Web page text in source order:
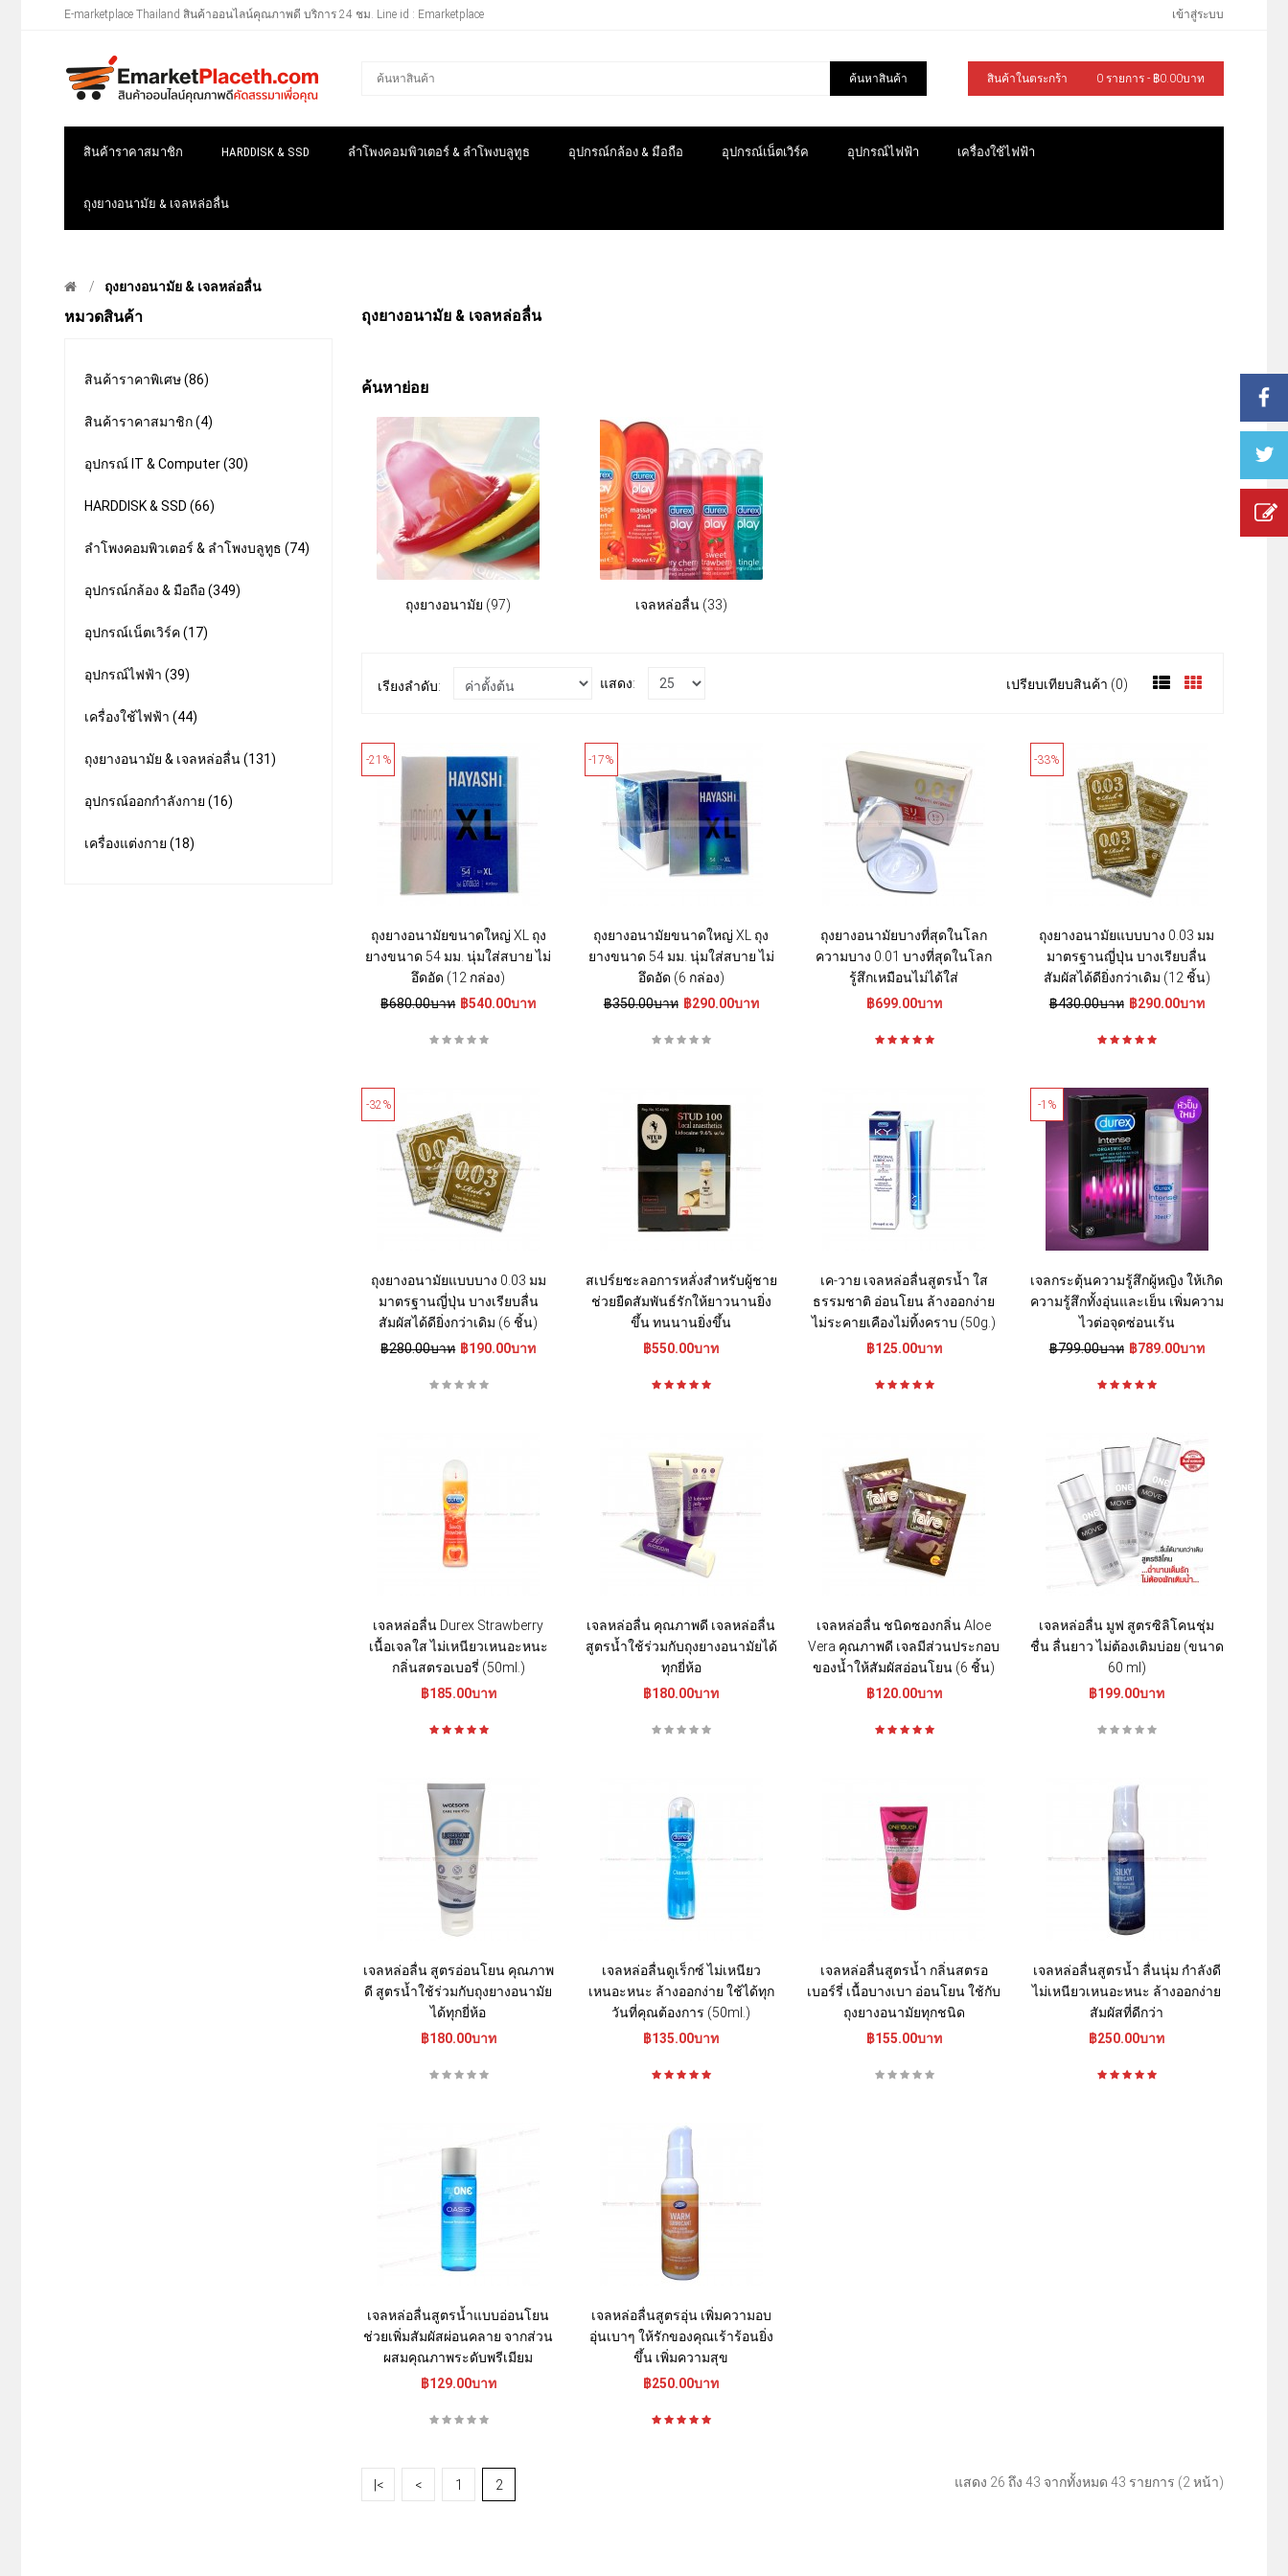
E-marketplace Thailand สินค้าออนไลน์คุณภาพดี บริการ 24 ชม. Line id : Emarketplace เข้าสู่ระบบ
ค้นหาสินค้า สินค้าในตระกร้า 0 รายการ - ฿0.00บาท
สินค้าราคาสมาชิก HARDDISK & SSD ลำโพงคอมพิวเตอร์ & ลำโพงบลูทูธ อุปกรณ์กล้อง & มือถือ อุปกรณ์เน็ตเวิร์ค อุปกรณ์ไฟฟ้า เครื่องใช้ไฟฟ้า
ถุงยางอนามัย & เจลหล่อลื่น
ถุงยางอนามัย & เจลหล่อลื่น
หมวดสินค้า
สินค้าราคาพิเศษ (86)
สินค้าราคาสมาชิก (4)
อุปกรณ์ IT & Computer (30)
HARDDISK & SSD (66)
ลำโพงคอมพิวเตอร์ & ลำโพงบลูทูธ (74)
อุปกรณ์กล้อง & มือถือ (349)
อุปกรณ์เน็ตเวิร์ค (17)
อุปกรณ์ไฟฟ้า (39)
เครื่องใช้ไฟฟ้า (44)
ถุงยางอนามัย & เจลหล่อลื่น (131)
อุปกรณ์ออกกำลังกาย (16)
เครื่องแต่งกาย (18)
ถุงยางอนามัย & เจลหล่อลื่น
ค้นหาย่อย
ถุงยางอนามัย (97) เจลหล่อลื่น (33)
เปรียบเทียบสินค้า (0)
เรียงลำดับ: แสดง:
-21%
ถุงยางอนามัยขนาดใหญ่ XL ถุง
ยางขนาด 54 มม. นุ่มใส่สบาย ไม่
อึดอัด (12 กล่อง)
฿680.00บาท ฿540.00บาท
-17%
ถุงยางอนามัยขนาดใหญ่ XL ถุง
ยางขนาด 54 มม. นุ่มใส่สบาย ไม่
อึดอัด (6 กล่อง)
฿350.00บาท ฿290.00บาท
ถุงยางอนามัยบางที่สุดในโลก
ความบาง 0.01 บางที่สุดในโลก
รู้สึกเหมือนไม่ได้ใส่
฿699.00บาท
-33%
ถุงยางอนามัยแบบบาง 0.03 มม
มาตรฐานญี่ปุ่น บางเรียบลื่น
สัมผัสได้ดียิ่งกว่าเดิม (12 ชิ้น)
฿430.00บาท ฿290.00บาท
-32%
ถุงยางอนามัยแบบบาง 0.03 มม
มาตรฐานญี่ปุ่น บางเรียบลื่น
สัมผัสได้ดียิ่งกว่าเดิม (6 ชิ้น)
฿280.00บาท ฿190.00บาท
สเปร์ยชะลอการหลั่งสำหรับผู้ชาย
ช่วยยืดสัมพันธ์รักให้ยาวนานยิ่ง
ขึ้น ทนนานยิ่งขึ้น
฿550.00บาท
เค-วาย เจลหล่อลื่นสูตรน้ำ ใส
ธรรมชาติ อ่อนโยน ล้างออกง่าย
ไม่ระคายเคืองไม่ทิ้งคราบ (50g.)
฿125.00บาท
-1%
เจลกระตุ้นความรู้สึกผู้หญิง ให้เกิด
ความรู้สึกทั้งอุ่นและเย็น เพิ่มความ
ไวต่อจุดซ่อนเร้น
฿799.00บาท ฿789.00บาท
เจลหล่อลื่น Durex Strawberry
เนื้อเจลใส ไม่เหนียวเหนอะหนะ
กลิ่นสตรอเบอรี่ (50ml.)
฿185.00บาท
เจลหล่อลื่น คุณภาพดี เจลหล่อลื่น
สูตรน้ำใช้ร่วมกับถุงยางอนามัยได้
ทุกยี่ห้อ
฿180.00บาท
เจลหล่อลื่น ชนิดซองกลิ่น Aloe
Vera คุณภาพดี เจลมีส่วนประกอบ
ของน้ำให้สัมผัสอ่อนโยน (6 ชิ้น)
฿120.00บาท
เจลหล่อลื่น มูฟ สูตรซิลิโคนชุ่ม
ชื่น ลื่นยาว ไม่ต้องเติมบ่อย (ขนาด
60 ml)
฿199.00บาท
เจลหล่อลื่น สูตรอ่อนโยน คุณภาพ
ดี สูตรน้ำใช้ร่วมกับถุงยางอนามัย
ได้ทุกยี่ห้อ
฿180.00บาท
เจลหล่อลื่นดูเร็กซ์ ไม่เหนียว
เหนอะหนะ ล้างออกง่าย ใช้ได้ทุก
วันที่คุณต้องการ (50ml.)
฿135.00บาท
เจลหล่อลื่นสูตรน้ำ กลิ่นสตรอ
เบอร์รี่ เนื้อบางเบา อ่อนโยน ใช้กับ
ถุงยางอนามัยทุกชนิด
฿155.00บาท
เจลหล่อลื่นสูตรน้ำ ลื่นนุ่ม กำลังดี
ไม่เหนียวเหนอะหนะ ล้างออกง่าย
สัมผัสที่ดีกว่า
฿250.00บาท
เจลหล่อลื่นสูตรน้ำแบบอ่อนโยน
ช่วยเพิ่มสัมผัสผ่อนคลาย จากส่วน
ผสมคุณภาพระดับพรีเมียม
฿129.00บาท
เจลหล่อลื่นสูตรอุ่น เพิ่มความอบ
อุ่นเบาๆ ให้รักของคุณเร้าร้อนยิ่ง
ขึ้น เพิ่มความสุข
฿250.00บาท
|< < 1 2 แสดง 26 ถึง 43 จากทั้งหมด 43 รายการ (2 หน้า)